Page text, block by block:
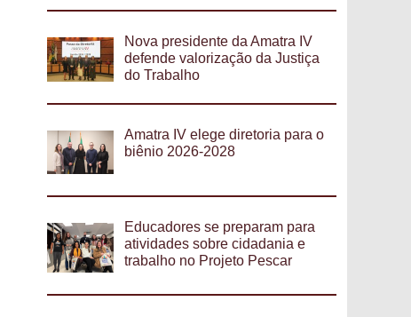
Nova presidente da Amatra IV
defende valorização da Justiça
do Trabalho
Amatra IV elege diretoria para o
biênio 2026-2028
Educadores se preparam para
atividades sobre cidadania e
trabalho no Projeto Pescar